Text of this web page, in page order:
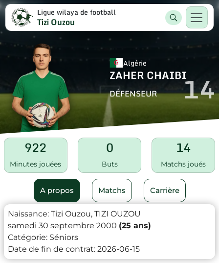
Ligue wilaya de football
Tizi Ouzou
Algérie
ZAHER CHAIBI
DÉFENSEUR 14
922
Minutes jouées
0
Buts
14
Matchs joués
A propos Matchs Carrière
Naissance: Tizi Ouzou, TIZI OUZOU
samedi 30 septembre 2000 (25 ans)
Catégorie: Séniors
Date de fin de contrat: 2026-06-15